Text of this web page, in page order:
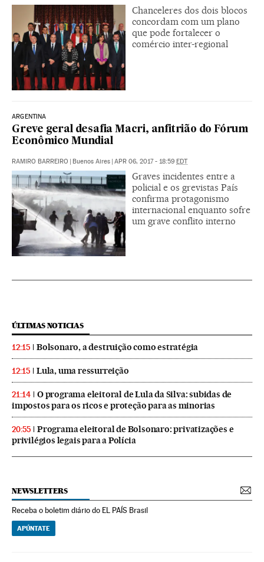
Chanceleres dos dois blocos
concordam com um plano
que pode fortalecer o
comércio inter-regional
ARGENTINA
Greve geral desafia Macri, anfitrião do Fórum
Econômico Mundial
RAMIRO BARREIRO | Buenos Aires | APR 06, 2017 - 18:59 EDT
Graves incidentes entre a
policial e os grevistas País
confirma protagonismo
internacional enquanto sofre
um grave conflito interno
ÚLTIMAS NOTICIAS
12:15 Bolsonaro, a destruição como estratégia
12:15 Lula, uma ressurreição
21:14
O programa eleitoral de Lula da Silva: subidas de
impostos para os ricos e proteção para as minorias
20:55
Programa eleitoral de Bolsonaro: privatizações e
privilégios legais para a Polícia
NEWSLETTERS
Receba o boletim diário do EL PAÍS Brasil
APÚNTATE